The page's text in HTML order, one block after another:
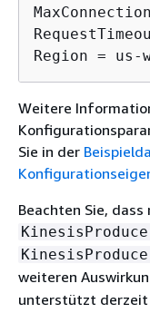
Region = us-
Weitere
Sie in der
Beachten Sie,
weiteren
unterstützt derzeit